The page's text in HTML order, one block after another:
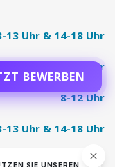
13 Uhr & 14-18 Uhr
8-13 Uhr & 14-18 Uhr
8-12 Uhr
13 Uhr & 14-18 Uhr
8-12 Uhr
SIE UNSEREN
BEWERBEN